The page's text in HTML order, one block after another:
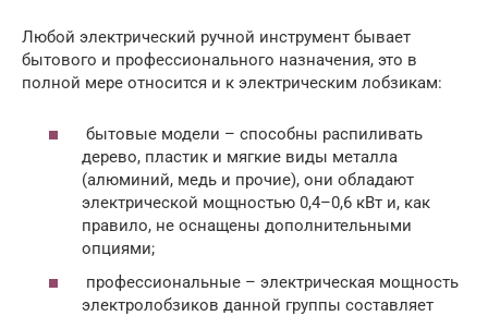
Любой электрический ручной инструмент бывает
бытового и профессионального назначения, это в
полной мере относится и к электрическим лобзикам:
бытовые модели – способны распиливать
дерево, пластик и мягкие виды металла
(алюминий, медь и прочие), они обладают
электрической мощностью 0,4–0,6 кВт и, как
правило, не оснащены дополнительными
опциями;
профессиональные – электрическая мощность
электролобзиков данной группы составляет